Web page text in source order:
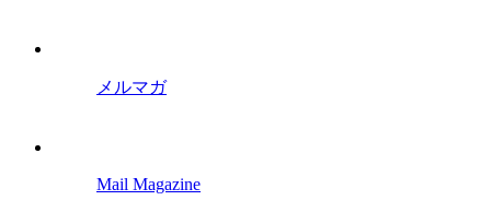
メルマガ
Mail Magazine